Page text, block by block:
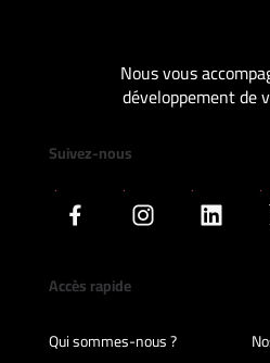
Nous vous
développement de
Suivez-nous
Accès rapide
Qui sommes-nous ?